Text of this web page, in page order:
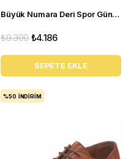
Büyük Numara Deri Spor Günlük Ayakkabı - GG18 Kum
₺4.186
₺9.300
SEPETE EKLE
%50 İNDIRIM